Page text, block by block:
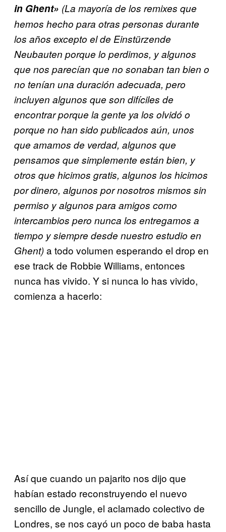
in Ghent» (La mayoría de los remixes que
hemos hecho para otras personas durante
los años excepto el de Einstürzende
Neubauten porque lo perdimos, y algunos
que nos parecían que no sonaban tan bien o
no tenían una duración adecuada, pero
incluyen algunos que son difíciles de
encontrar porque la gente ya los olvidó o
porque no han sido publicados aún, unos
que amamos de verdad, algunos que
pensamos que simplemente están bien, y
otros que hicimos gratis, algunos los hicimos
por dinero, algunos por nosotros mismos sin
permiso y algunos para amigos como
intercambios pero nunca los entregamos a
tiempo y siempre desde nuestro estudio en
Ghent)a todo volumen esperando el drop en
ese track de Robbie Williams, entonces
nunca has vivido. Y si nunca lo has vivido,
comienza a hacerlo:
Así que cuando un pajarito nos dijo que
habían estado reconstruyendo el nuevo
sencillo de Jungle, el aclamado colectivo de
Londres, se nos cayó un poco de baba hasta